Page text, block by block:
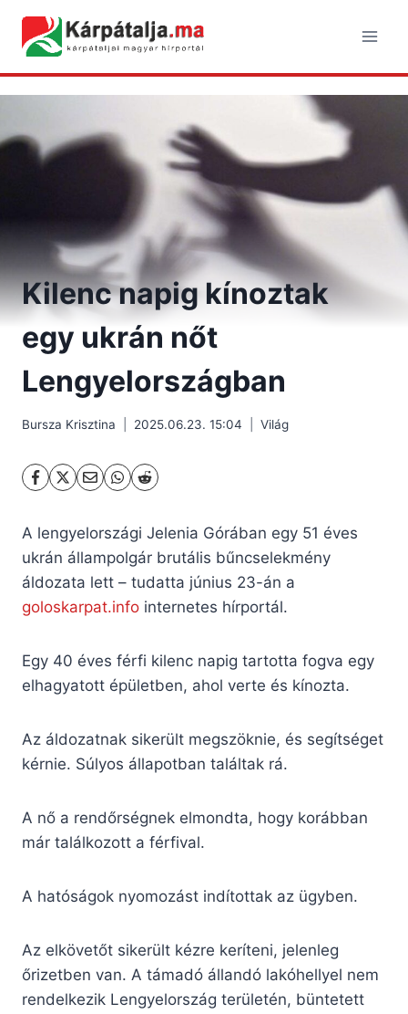
content
Kilenc napig kínoztak
egy ukrán nőt
Lengyelországban
Bursza Krisztina 2025.06.23. 15:04 Világ
A lengyelországi Jelenia Górában egy 51 éves
ukrán állampolgár brutális bűncselekmény
áldozata lett – tudatta június 23-án a
goloskarpat.info internetes hírportál.
Egy 40 éves férfi kilenc napig tartotta fogva egy
elhagyatott épületben, ahol verte és kínozta.
Az áldozatnak sikerült megszöknie, és segítséget
kérnie. Súlyos állapotban találtak rá.
A nő a rendőrségnek elmondta, hogy korábban
már találkozott a férfival.
A hatóságok nyomozást indítottak az ügyben.
Az elkövetőt sikerült kézre keríteni, jelenleg
őrizetben van. A támadó állandó lakóhellyel nem
rendelkezik Lengyelország területén, büntetett